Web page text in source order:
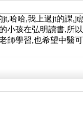
哈哈,我上過jt的課
孩在弘明讀書,
學習,也希望中醫